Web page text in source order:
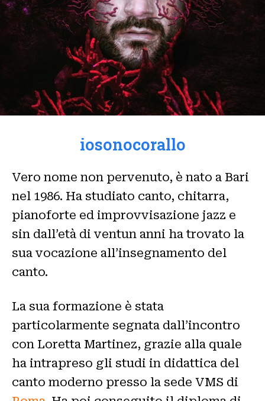
iosonocorallo
Vero nome non pervenuto, è nato a Bari
nel 1986. Ha studiato canto, chitarra,
pianoforte ed improvvisazione jazz e
sin dall’età di ventun anni ha trovato la
sua vocazione all’insegnamento del
canto.
La sua formazione è stata
particolarmente segnata dall’incontro
con Loretta Martinez, grazie alla quale
ha intrapreso gli studi in didattica del
canto moderno presso la sede VMS di